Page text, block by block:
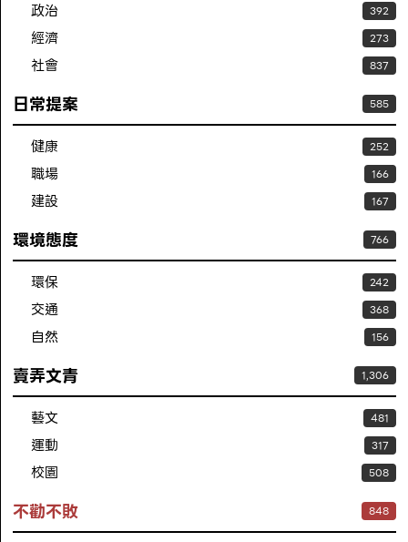
政治 392
經濟 273
社會 837
日常提案 585
健康 252
職場 166
建設 167
環境態度 766
環保 242
交通 368
自然 156
賣弄文青 1,306
藝文 481
運動 317
校園 508
不勸不敗 848